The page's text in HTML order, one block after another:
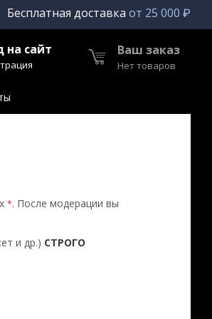
Бесплатная доставка от 25 000 ₽
на сайт Ваш заказ
Нет товаров
*. После модерации вы
и др.) СТРОГО